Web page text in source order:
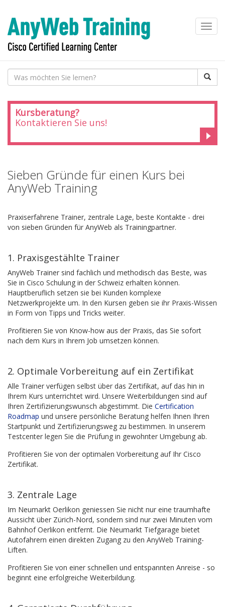
Kursberatung?
Kontaktieren Sie uns!
Sieben Gründe für einen Kurs bei
AnyWeb Training
Praxiserfahrene Trainer, zentrale Lage, beste Kontakte - drei
von sieben Gründen für AnyWeb als Trainingpartner.
1. Praxisgestählte Trainer
AnyWeb Trainer sind fachlich und methodisch das Beste, was
Sie in Cisco Schulung in der Schweiz erhalten können.
Hauptberuflich setzen sie bei Kunden komplexe
Netzwerkprojekte um. In den Kursen geben sie ihr Praxis-Wissen
in Form von Tipps und Tricks weiter.
Profitieren Sie von Know-how aus der Praxis, das Sie sofort
nach dem Kurs in Ihrem Job umsetzen können.
2. Optimale Vorbereitung auf ein Zertifikat
Alle Trainer verfügen selbst über das Zertifikat, auf das hin in
Ihrem Kurs unterrichtet wird. Unsere Weiterbildungen sind auf
Ihren Zertifizierungswunsch abgestimmt. Die Certification
Roadmap und unsere persönliche Beratung helfen Ihnen Ihren
Startpunkt und Zertifizierungsweg zu bestimmen. In unserem
Testcenter legen Sie die Prüfung in gewohnter Umgebung ab.
Profitieren Sie von der optimalen Vorbereitung auf Ihr Cisco
Zertifikat.
3. Zentrale Lage
Im Neumarkt Oerlikon geniessen Sie nicht nur eine traumhafte
Aussicht über Zürich-Nord, sondern sind nur zwei Minuten vom
Bahnhof Oerlikon entfernt. Die Neumarkt Tiefgarage bietet
Autofahrern einen direkten Zugang zu den AnyWeb Training-
Liften.
Profitieren Sie von einer schnellen und entspannten Anreise - so
beginnt eine erfolgreiche Weiterbildung.